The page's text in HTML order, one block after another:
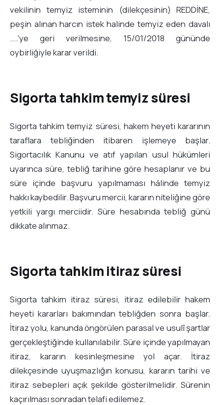
vekilinin temyiz isteminin (dilekçesinin) REDDİNE,
peşin alınan harcın istek halinde temyiz eden davalı
....'ye geri verilmesine, 15/01/2018 gününde
oybirliğiyle karar verildi.
Sigorta tahkim temyiz süresi
Sigorta tahkim temyiz süresi, hakem heyeti kararının
taraflara tebliğinden itibaren işlemeye başlar.
Sigortacılık Kanunu ve atıf yapılan usul hükümleri
uyarınca süre, tebliğ tarihine göre hesaplanır ve bu
süre içinde başvuru yapılmaması hâlinde temyiz
hakkı kaybedilir. Başvuru mercii, kararın niteliğine göre
yetkili yargı merciidir. Süre hesabında tebliğ günü
dikkate alınmaz.
Sigorta tahkim itiraz süresi
Sigorta tahkim itiraz süresi, itiraz edilebilir hakem
heyeti kararları bakımından tebliğden sonra başlar.
İtiraz yolu, kanunda öngörülen parasal ve usulî şartlar
gerçekleştiğinde kullanılabilir. Süre içinde yapılmayan
itiraz, kararın kesinleşmesine yol açar. İtiraz
dilekçesinde uyuşmazlığın konusu, kararın tarihi ve
itiraz sebepleri açık şekilde gösterilmelidir. Sürenin
kaçırılması sonradan telafi edilemez.